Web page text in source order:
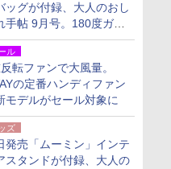
ッグが付録、大人のおし
手帖 9月号。180度ガバ
開いて大容量
ル
転ファンで大風量。
の定番ハンディファン
モデルがセール対象に
ズ
発売「ムーミン」インテ
スタンドが付録、大人の